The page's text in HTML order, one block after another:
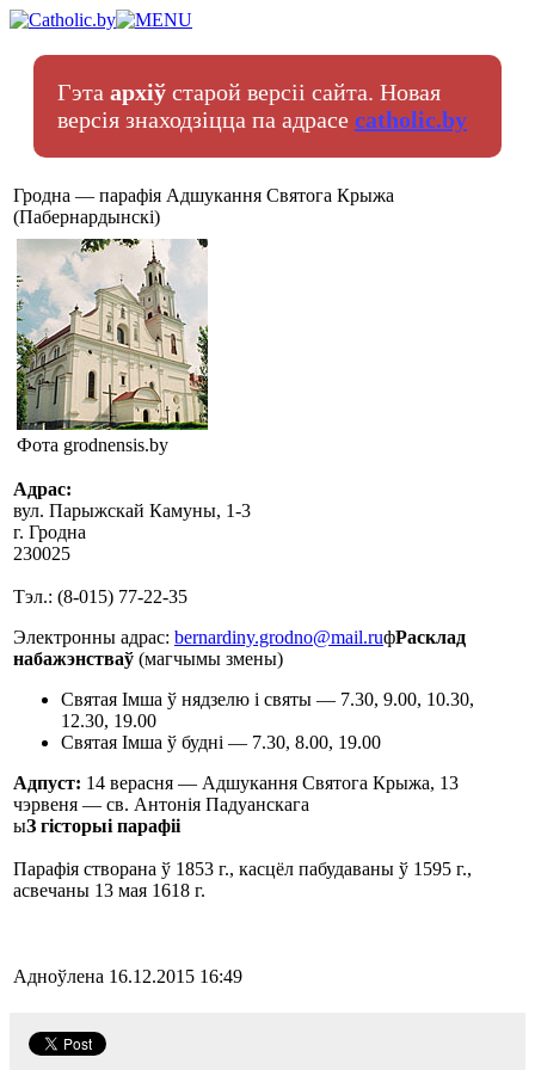
Гэта архіў старой версіі сайта. Новая
версія знаходзіцца па адрасе catholic.by
Гродна — парафія Адшукання Святога Крыжа
(Пабернардынскі)
Фота grodnensis.by
Адрас:
вул. Парыжскай Камуны, 1-3
г. Гродна
230025
Тэл.: (8-015) 77-22-35
Электронны адрас: bernardiny.grodno@mail.ruфРасклад
набажэнстваў (магчымы змены)
Святая Імша ў нядзелю і святы — 7.30, 9.00, 10.30,
12.30, 19.00
Святая Імша ў будні — 7.30, 8.00, 19.00
Адпуст: 14 верасня — Адшукання Святога Крыжа, 13
чэрвеня — св. Антонія Падуанскага
ыЗ гісторыі парафіі
Парафія створана ў 1853 г., касцёл пабудаваны ў 1595 г.,
асвечаны 13 мая 1618 г.
Адноўлена 16.12.2015 16:49